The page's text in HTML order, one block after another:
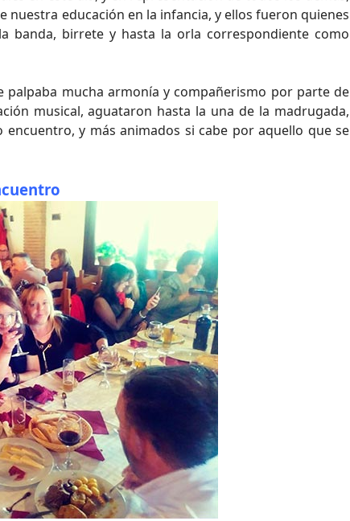
educación en la infancia, y ellos fueron quienes
banda, birrete y hasta la orla correspondiente como
palpaba mucha armonía y compañerismo por parte de
musical, aguataron hasta la una de la madrugada,
y más animados si cabe por aquello que se